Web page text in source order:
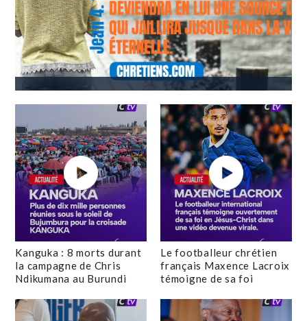
Kanguka : 8 morts durant
la campagne de Chris
Ndikumana au Burundi
Le footballeur chrétien
français Maxence Lacroix
témoigne de sa foi